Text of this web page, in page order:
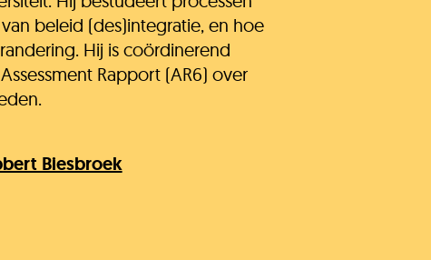
beleid (des)integratie, en hoe
Hij is coördinerend
Rapport (AR6) over
Biesbroek